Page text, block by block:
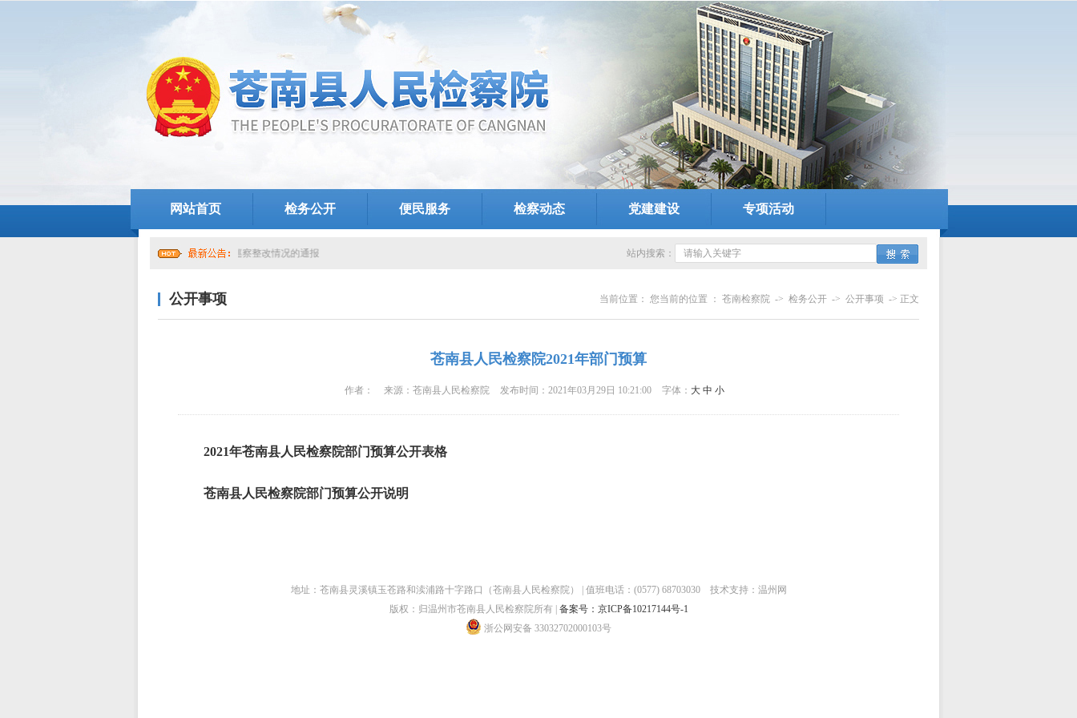
网站首页 检务公开 便民服务 检察动态 党建建设 专项活动
站内搜索：
中共苍南县人民检察院党组关于提级巡察整改情况的通报
当前位置： 您当前的位置 ： 苍南检察院 -> 检务公开 -> 公开事项 -> 正文
公开事项
苍南县人民检察院2021年部门预算
作者： 来源： 苍南县人民检察院 发布时间： 2021年03月29日 10:21:00 字体： 大 中 小
2021年苍南县人民检察院部门预算公开表格
苍南县人民检察院部门预算公开说明
地址：苍南县灵溪镇玉苍路和渎浦路十字路口（苍南县人民检察院） | 值班电话：(0577) 68703030 技术支持：温州网
版权：归温州市苍南县人民检察院所有 | 备案号：京ICP备10217144号-1
浙公网安备 33032702000103号